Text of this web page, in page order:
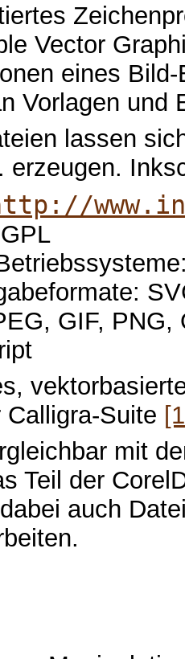
Vector
eines
Vorlagen und
lassen
erzeugen.
GIF, PNG,
Suite
mit
Teil der
auch